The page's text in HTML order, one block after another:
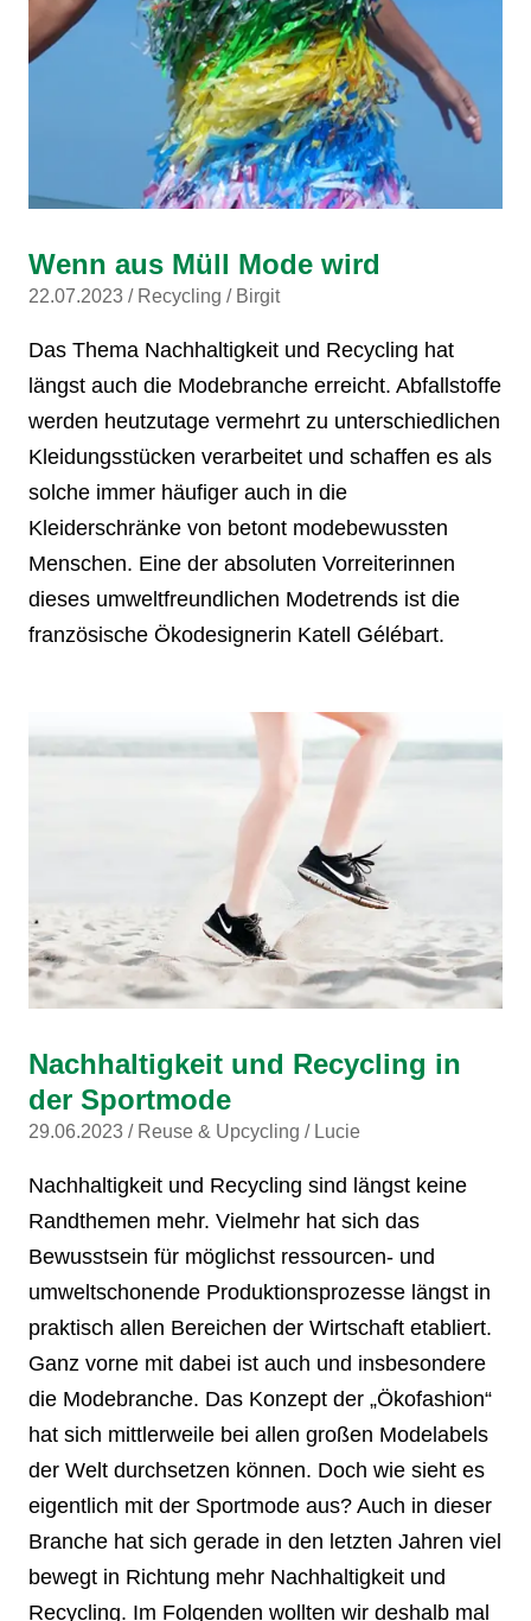
Wenn aus Müll Mode wird
22.07.2023 Recycling Birgit
Das Thema Nachhaltigkeit und Recycling hat
längst auch die Modebranche erreicht. Abfallstoffe
werden heutzutage vermehrt zu unterschiedlichen
Kleidungsstücken verarbeitet und schaffen es als
solche immer häufiger auch in die
Kleiderschränke von betont modebewussten
Menschen. Eine der absoluten Vorreiterinnen
dieses umweltfreundlichen Modetrends ist die
französische Ökodesignerin Katell Gélébart.
Nachhaltigkeit und Recycling in
der Sportmode
29.06.2023 Reuse & Upcycling Lucie
Nachhaltigkeit und Recycling sind längst keine
Randthemen mehr. Vielmehr hat sich das
Bewusstsein für möglichst ressourcen- und
umweltschonende Produktionsprozesse längst in
praktisch allen Bereichen der Wirtschaft etabliert.
Ganz vorne mit dabei ist auch und insbesondere
die Modebranche. Das Konzept der „Ökofashion“
hat sich mittlerweile bei allen großen Modelabels
der Welt durchsetzen können. Doch wie sieht es
eigentlich mit der Sportmode aus? Auch in dieser
Branche hat sich gerade in den letzten Jahren viel
bewegt in Richtung mehr Nachhaltigkeit und
Recycling. Im Folgenden wollten wir deshalb mal